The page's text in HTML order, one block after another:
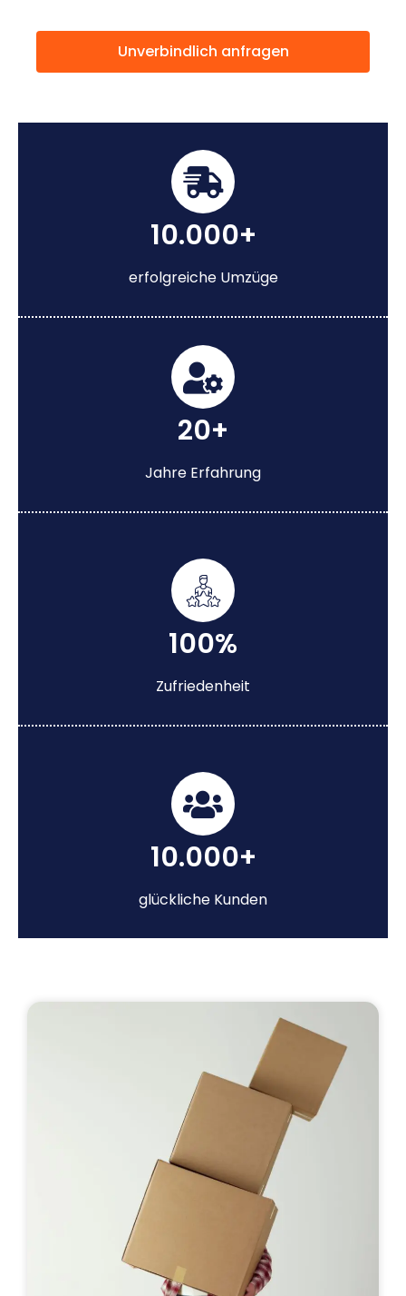
Unverbindlich anfragen
10.000+
erfolgreiche Umzüge
20+
Jahre Erfahrung
100%
Zufriedenheit
10.000+
glückliche Kunden